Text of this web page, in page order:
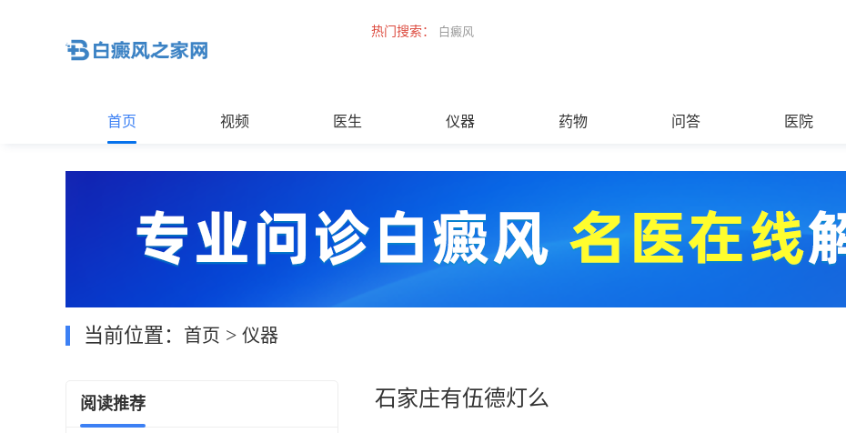
热门搜索： 白癜风
首页 视频 医生 仪器 药物 问答 医院
当前位置： 首页 > 仪器
阅读推荐 石家庄有伍德灯么